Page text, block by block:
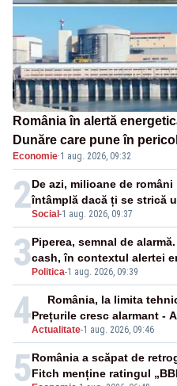
România în alertă
Dunăre care pune în
cunoscută de pe vremea lui
Economie·1 aug. 2026, 09:32
2Social -1 aug. 2026, 09:37
De azi, milioane de
întâmplă dacă ți se strică
3 Politica-1 aug. 2026, 09:39
Piperea, semnal de
cash, în contextul alertei
4Actualitate-1 aug. 2026, 09:46
România, la limita
Prețurile cresc alarmant -
5România a scăpat de
Fitch menține ratingul